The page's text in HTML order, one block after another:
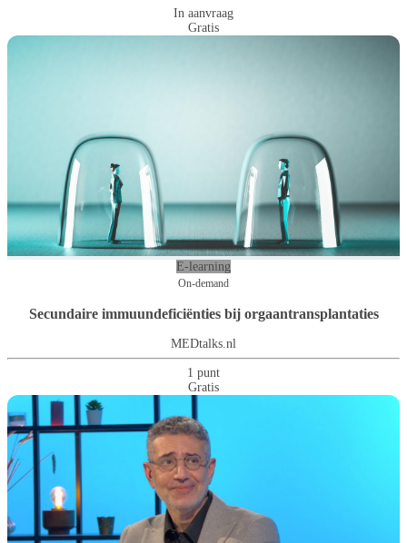
In aanvraag
Gratis
E-learning
On-demand
Secundaire immuundeficiënties bij orgaantransplantaties
MEDtalks.nl
1 punt
Gratis